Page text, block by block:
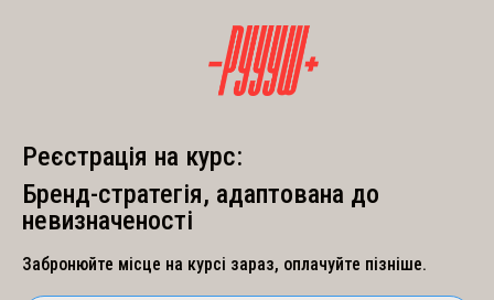
Реєстрація на курс:
Бренд-стратегія, адаптована до
невизначеності
Забронюйте місце на курсі зараз, оплачуйте пізніше.